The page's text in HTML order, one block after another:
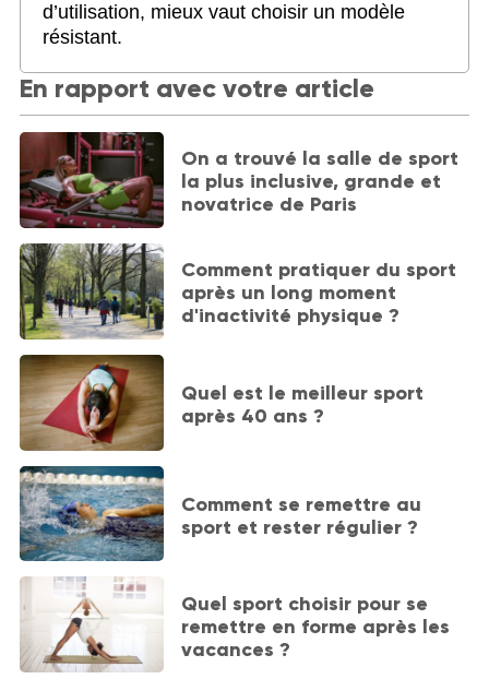
d’utilisation, mieux vaut choisir un modèle
résistant.
En rapport avec votre article
On a trouvé la salle de sport
la plus inclusive, grande et
novatrice de Paris
Comment pratiquer du sport
après un long moment
d'inactivité physique ?
Quel est le meilleur sport
après 40 ans ?
Comment se remettre au
sport et rester régulier ?
Quel sport choisir pour se
remettre en forme après les
vacances ?